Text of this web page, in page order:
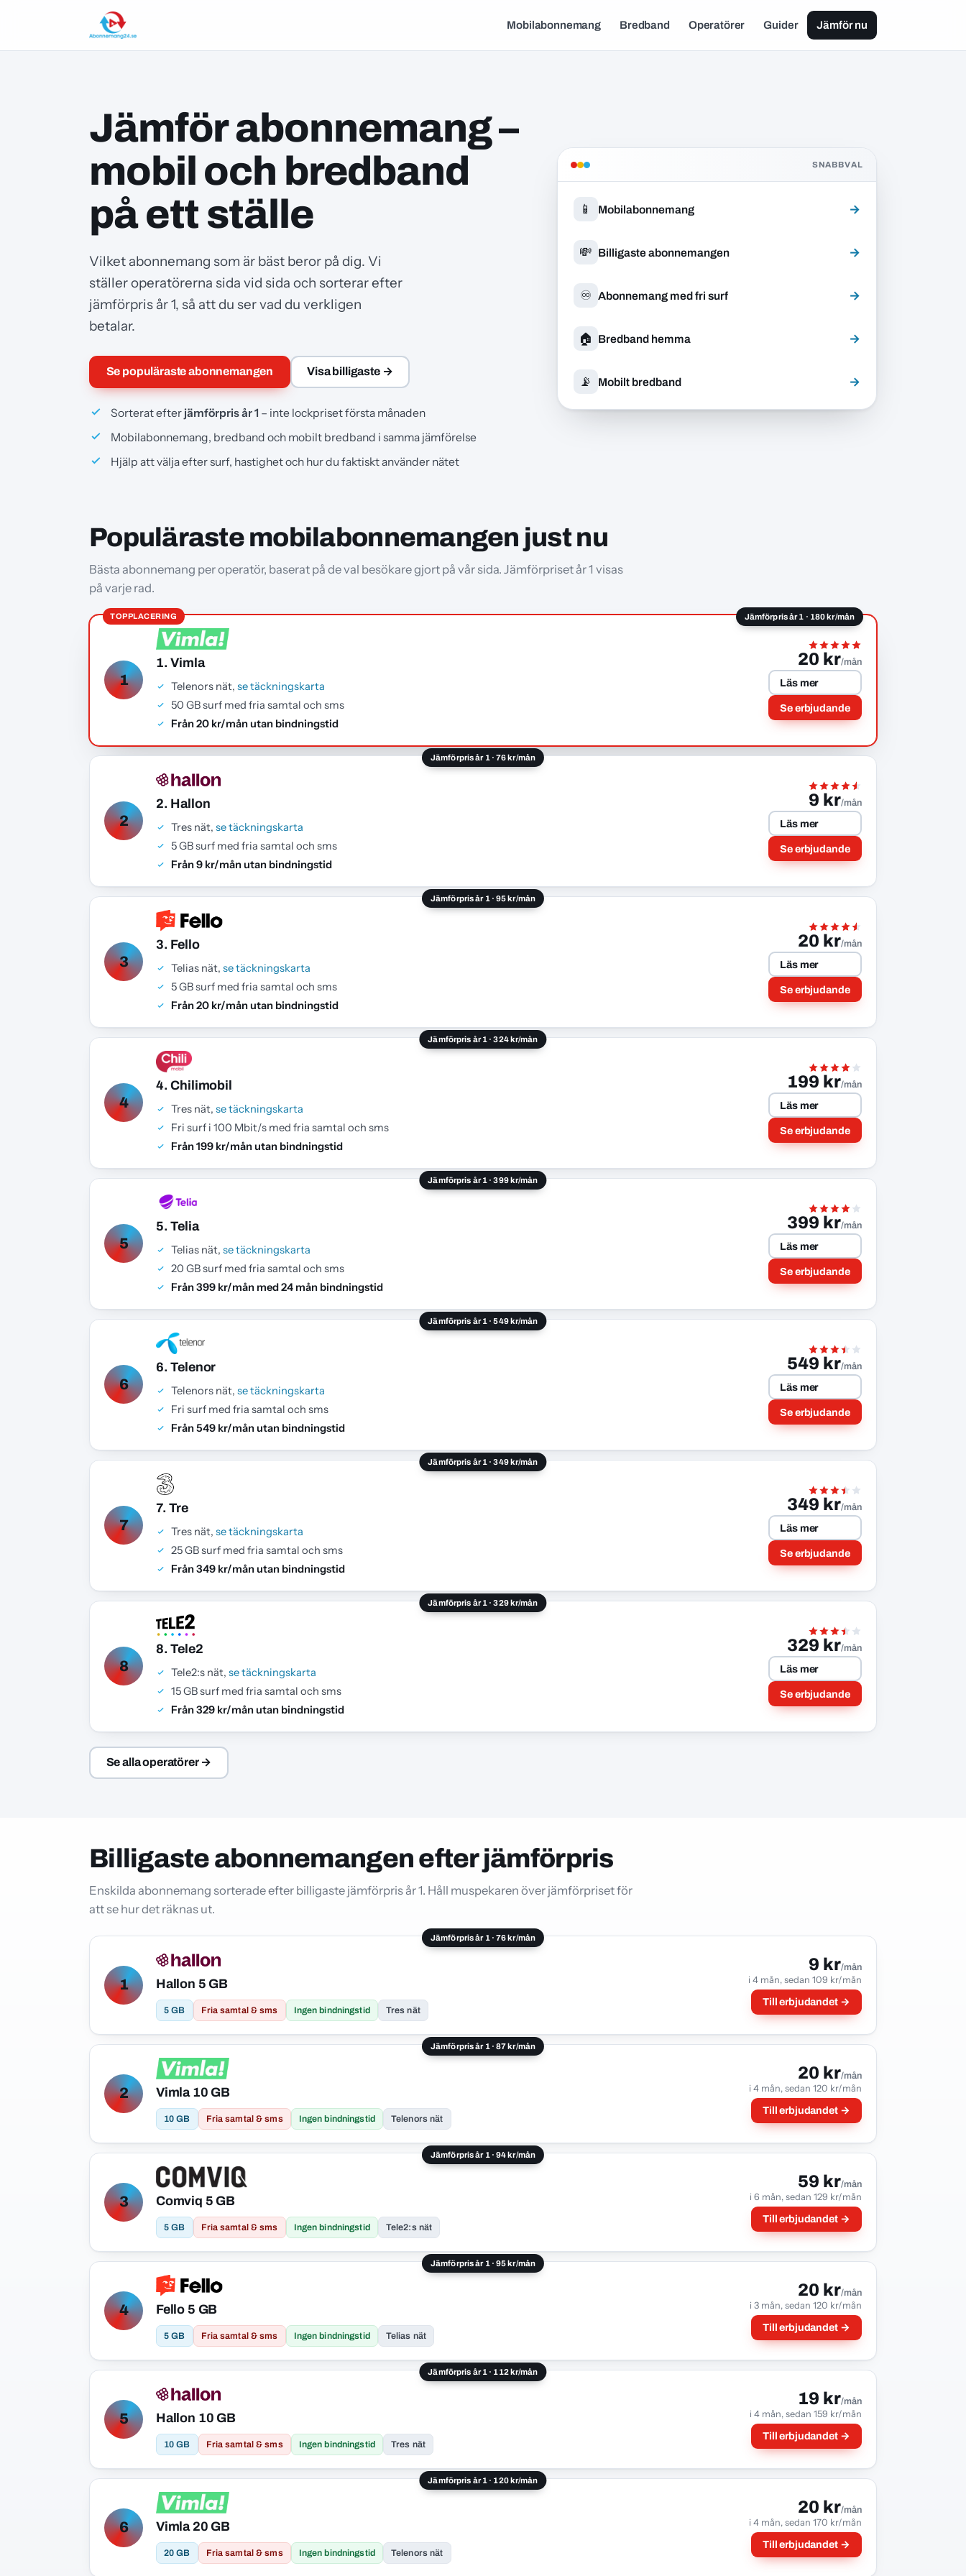
Mobilabonnemang Bredband Operatörer Guider Jämför nu
Jämför abonnemang –
mobil och bredband
på ett ställe
Vilket abonnemang som är bäst beror på dig. Vi
ställer operatörerna sida vid sida och sorterar efter
jämförpris år 1, så att du ser vad du verkligen
betalar.
Se populäraste abonnemangen Visa billigaste →
Sorterat efter jämförpris år 1 – inte lockpriset första månaden
Mobilabonnemang, bredband och mobilt bredband i samma jämförelse
Hjälp att välja efter surf, hastighet och hur du faktiskt använder nätet
SNABBVAL
📱 Mobilabonnemang →
💸 Billigaste abonnemangen →
♾️ Abonnemang med fri surf →
🏠 Bredband hemma →
📡 Mobilt bredband →
Populäraste mobilabonnemangen just nu
Bästa abonnemang per operatör, baserat på de val besökare gjort på vår sida. Jämförpriset år 1 visas
på varje rad.
Jämförpris år 1 · 180 kr/mån
1
1. Vimla
Telenors nät, se täckningskarta
50 GB surf med fria samtal och sms
Från 20 kr/mån utan bindningstid
20 kr/mån
Läs mer
Se erbjudande
Jämförpris år 1 · 76 kr/mån
2
2. Hallon
Tres nät, se täckningskarta
5 GB surf med fria samtal och sms
Från 9 kr/mån utan bindningstid
9 kr/mån
Läs mer
Se erbjudande
Jämförpris år 1 · 95 kr/mån
3
3. Fello
Telias nät, se täckningskarta
5 GB surf med fria samtal och sms
Från 20 kr/mån utan bindningstid
20 kr/mån
Läs mer
Se erbjudande
Jämförpris år 1 · 324 kr/mån
4
4. Chilimobil
Tres nät, se täckningskarta
Fri surf i 100 Mbit/s med fria samtal och sms
Från 199 kr/mån utan bindningstid
199 kr/mån
Läs mer
Se erbjudande
Jämförpris år 1 · 399 kr/mån
5
5. Telia
Telias nät, se täckningskarta
20 GB surf med fria samtal och sms
Från 399 kr/mån med 24 mån bindningstid
399 kr/mån
Läs mer
Se erbjudande
Jämförpris år 1 · 549 kr/mån
6
6. Telenor
Telenors nät, se täckningskarta
Fri surf med fria samtal och sms
Från 549 kr/mån utan bindningstid
549 kr/mån
Läs mer
Se erbjudande
Jämförpris år 1 · 349 kr/mån
7
7. Tre
Tres nät, se täckningskarta
25 GB surf med fria samtal och sms
Från 349 kr/mån utan bindningstid
349 kr/mån
Läs mer
Se erbjudande
Jämförpris år 1 · 329 kr/mån
8
8. Tele2
Tele2:s nät, se täckningskarta
15 GB surf med fria samtal och sms
Från 329 kr/mån utan bindningstid
329 kr/mån
Läs mer
Se erbjudande
Se alla operatörer →
Billigaste abonnemangen efter jämförpris
Enskilda abonnemang sorterade efter billigaste jämförpris år 1. Håll muspekaren över jämförpriset för
att se hur det räknas ut.
Jämförpris år 1 · 76 kr/mån
1 Hallon 5 GB
5 GB Fria samtal & sms Ingen bindningstid Tres nät
9 kr/mån
i 4 mån, sedan 109 kr/mån
Till erbjudandet →
Jämförpris år 1 · 87 kr/mån
2 Vimla 10 GB
10 GB Fria samtal & sms Ingen bindningstid Telenors nät
20 kr/mån
i 4 mån, sedan 120 kr/mån
Till erbjudandet →
Jämförpris år 1 · 94 kr/mån
3 Comviq 5 GB
5 GB Fria samtal & sms Ingen bindningstid Tele2:s nät
59 kr/mån
i 6 mån, sedan 129 kr/mån
Till erbjudandet →
Jämförpris år 1 · 95 kr/mån
4 Fello 5 GB
5 GB Fria samtal & sms Ingen bindningstid Telias nät
20 kr/mån
i 3 mån, sedan 120 kr/mån
Till erbjudandet →
Jämförpris år 1 · 112 kr/mån
5 Hallon 10 GB
10 GB Fria samtal & sms Ingen bindningstid Tres nät
19 kr/mån
i 4 mån, sedan 159 kr/mån
Till erbjudandet →
Jämförpris år 1 · 120 kr/mån
6 Vimla 20 GB
20 GB Fria samtal & sms Ingen bindningstid Telenors nät
20 kr/mån
i 4 mån, sedan 170 kr/mån
Till erbjudandet →